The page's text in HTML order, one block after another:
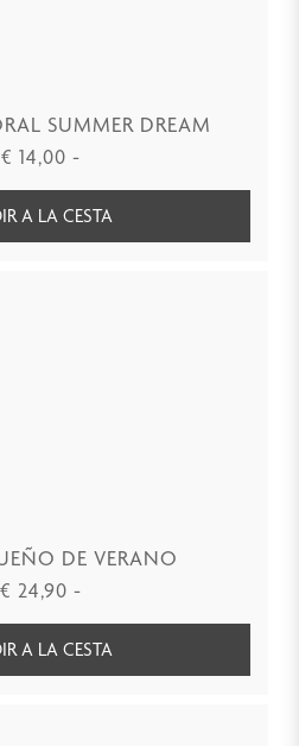
SUMMER DREAM
€ 14,00 -
A LA CESTA
DE VERANO
€ 24,90 -
A LA CESTA